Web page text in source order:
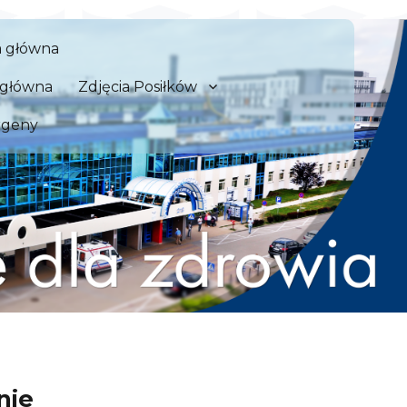
Kliniczny we
zdrowia
główna
Zdjęcia Posiłków